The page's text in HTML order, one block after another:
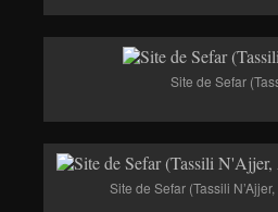
Site de Sefar
Site de Sefar (Tassili